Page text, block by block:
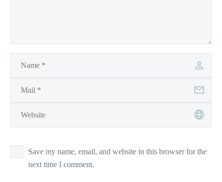
Save my name, email, and website in this browser for the
next time I comment.